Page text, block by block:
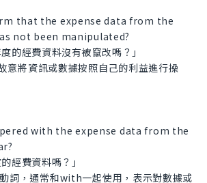
that the expense data from the
not been manipulated?
的經費資料沒有被竄改嗎？」
將資訊或數據按照自己的利益進行操
with the expense data from the
經費資料嗎？」
詞，通常和with一起使用，表示對數據或